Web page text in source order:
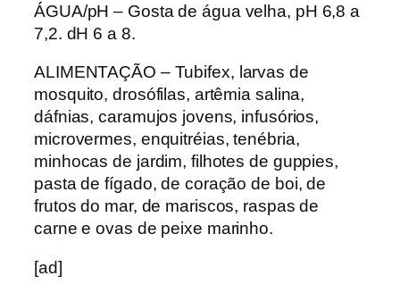
ÁGUA/pH – Gosta de água velha, pH 6,8 a
7,2. dH 6 a 8.
ALIMENTAÇÃO – Tubifex, larvas de
mosquito, drosófilas, artêmia salina,
dáfnias, caramujos jovens, infusórios,
microvermes, enquitréias, tenébria,
minhocas de jardim, filhotes de guppies,
pasta de fígado, de coração de boi, de
frutos do mar, de mariscos, raspas de
carne e ovas de peixe marinho.
[ad]